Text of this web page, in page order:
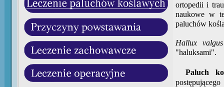
ortopedii i
naukowe w
paluchów
Hallux valgus
"haluksami".
Paluch